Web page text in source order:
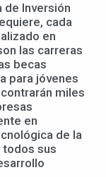
de Inversión
cada
en
las carreras
becas
para jóvenes
miles
en
de la
todos sus